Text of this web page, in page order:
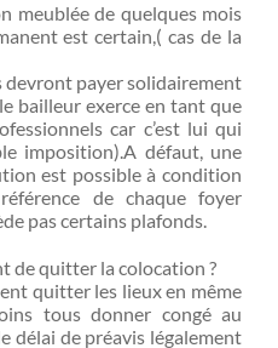
meublée de quelques mois
est certain,( cas de la
devront payer solidairement
bailleur exerce en tant que
car c’est lui qui
imposition).A défaut, une
est possible à condition
de chaque foyer
pas certains plafonds.
de quitter la colocation ?
quitter les lieux en même
tous donner congé au
délai de préavis légalement